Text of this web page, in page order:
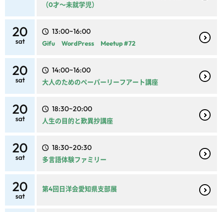
（0才～未就学児）
20
sat
13:00~16:00
Gifu WordPress Meetup #72
20
sat
14:00~16:00
大人のためのペーパーリーフアート講座
20
sat
18:30~20:00
人生の目的と歎異抄講座
20
sat
18:30~20:30
多言語体験ファミリー
20
sat
第4回日洋会愛知県支部展